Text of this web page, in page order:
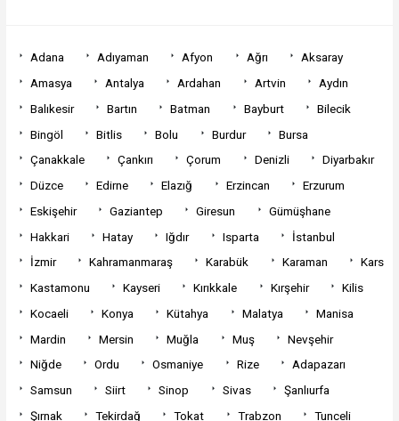
Adana Adıyaman Afyon Ağrı
Aksaray
Amasya
Antalya Ardahan Artvin
Aydın
Balıkesir
Bartın Batman Bayburt
Bilecik
Bingöl
Bitlis Bolu Burdur
Bursa
Çanakkale
Çankırı Çorum Denizli
Diyarbakır
Düzce
Edirne Elazığ Erzincan
Erzurum
Eskişehir
Gaziantep Giresun
Gümüşhane
Hakkari
Hatay Iğdır Isparta
İstanbul
İzmir
Kahramanmaraş Karabük Karaman
Kars
Kastamonu
Kayseri Kırıkkale Kırşehir
Kilis
Kocaeli
Konya Kütahya Malatya
Manisa
Mardin
Mersin Muğla Muş
Nevşehir
Niğde
Ordu Osmaniye Rize
Adapazarı
Samsun
Siirt Sinop Sivas
Şanlıurfa
Şırnak
Tekirdağ Tokat Trabzon Tunceli